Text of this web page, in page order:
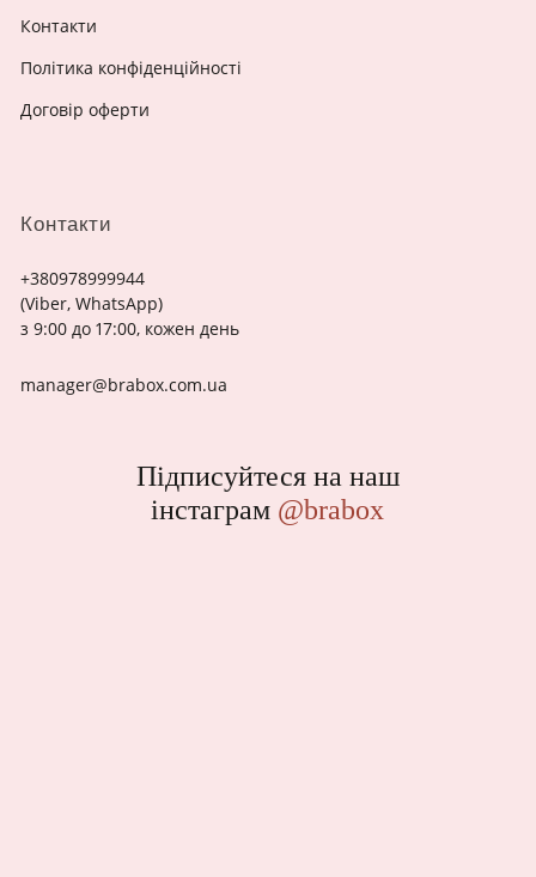
Контакти
+380978999944
(Viber, WhatsApp)
з 9:00 до 17:00, кожен день
manager@brabox.com.ua
Контакти
Політика конфіденційності
Договір оферти
Підписуйтеся на наш
інстаграм @brabox